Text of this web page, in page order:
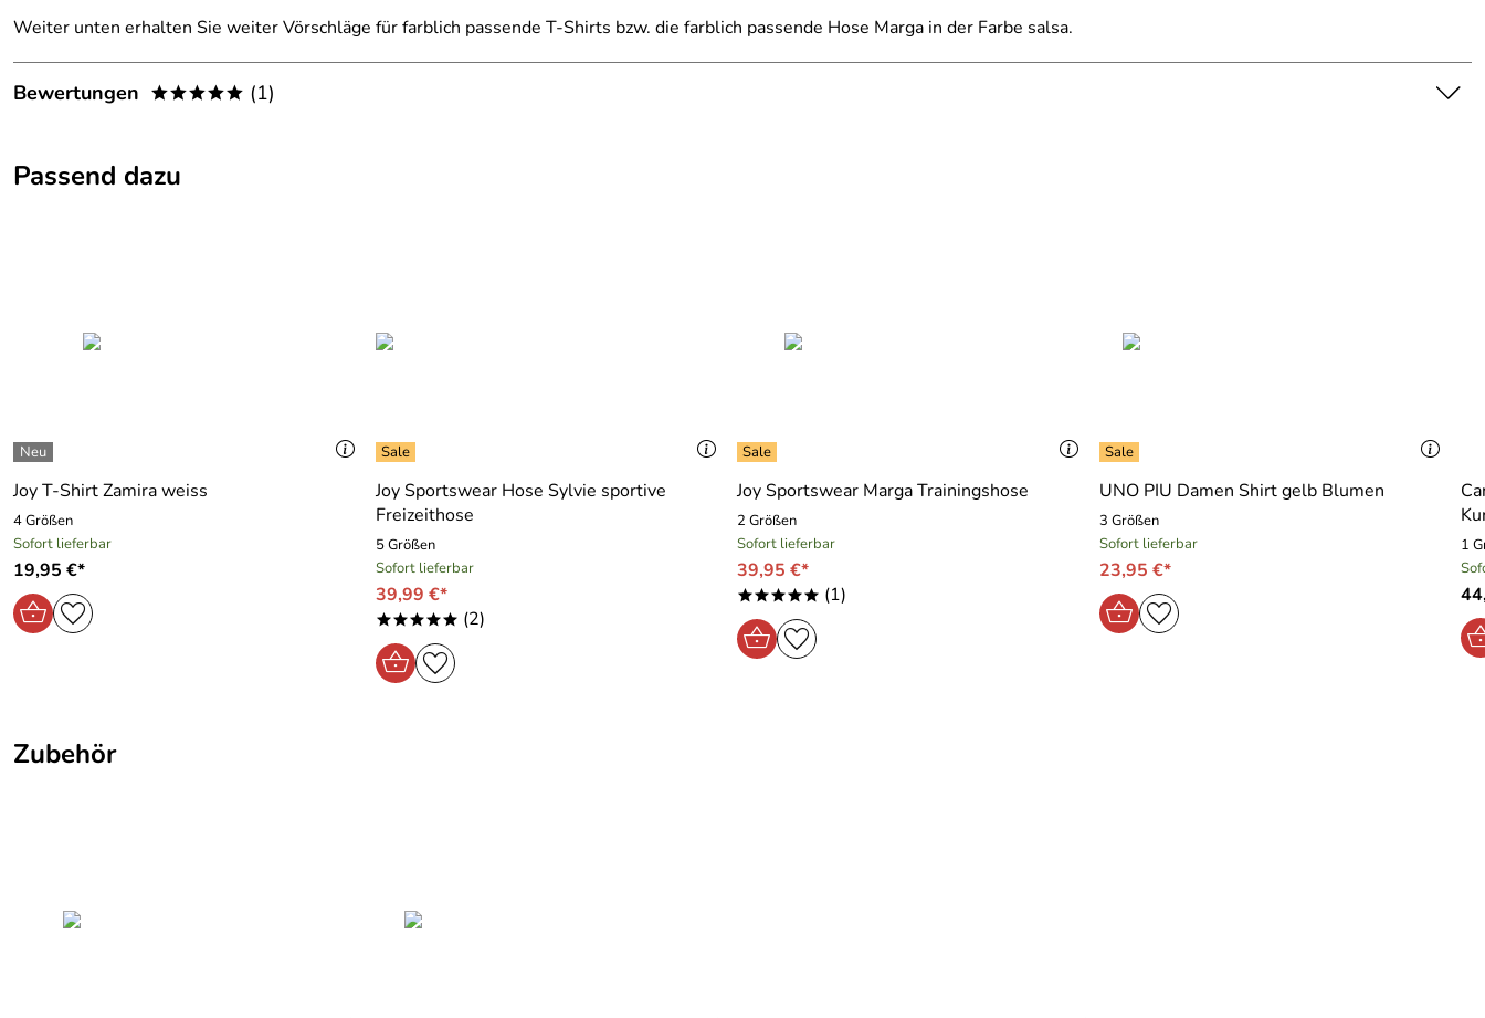
Weiter unten erhalten Sie weiter Vörschläge für farblich passende T-Shirts bzw. die farblich passende Hose Marga in der Farbe salsa.
Bewertungen ***** (1)
5
Bewertungsdatum: 17.11.2016
Passend dazu
Joy T-Shirt Zamira weiss
4 Größen
Sofort lieferbar
19,95 €*
Joy Sportswear Hose Sylvie sportive
Freizeithose
5 Größen
Sofort lieferbar
39,99 €*
***** (2)
Joy Sportswear Marga Trainingshose
2 Größen
Sofort lieferbar
39,95 €*
***** (1)
UNO PIU Damen Shirt gelb Blumen
3 Größen
Sofort lieferbar
23,95 €*
1
Zubehör